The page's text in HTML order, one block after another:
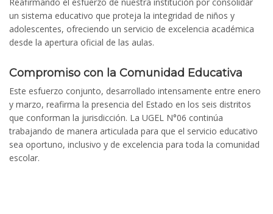
un sistema educativo que proteja la integridad de niños y
adolescentes, ofreciendo un servicio de excelencia académica
desde la apertura oficial de las aulas.
Compromiso con la Comunidad Educativa
Este esfuerzo conjunto, desarrollado intensamente entre enero
y marzo, reafirma la presencia del Estado en los seis distritos
que conforman la jurisdicción. La UGEL N°06 continúa
trabajando de manera articulada para que el servicio educativo
sea oportuno, inclusivo y de excelencia para toda la comunidad
escolar.